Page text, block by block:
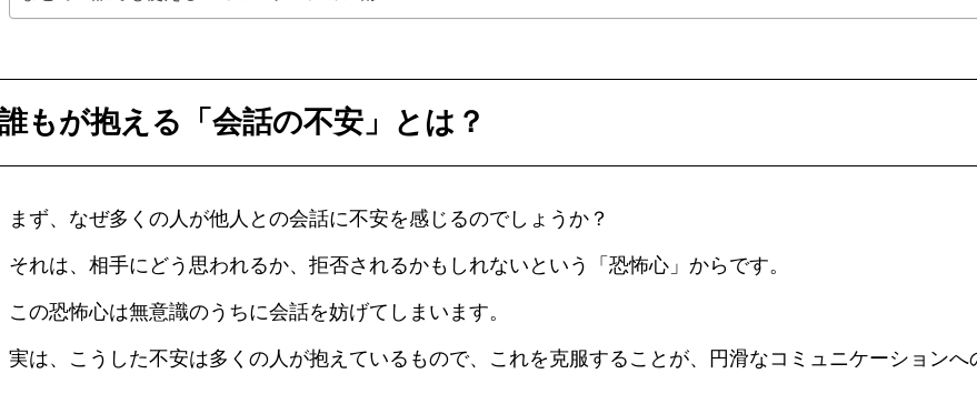
もが抱える「会話の不安」とは？
まず、なぜ多くの人が他人との会話に不安を感じるのでしょうか？
それは、相手にどう思われるか、拒否されるかもしれないという「恐怖心」からです。
この恐怖心は無意識のうちに会話を妨げてしまいます。
実は、こうした不安は多くの人が抱えているもので、これを克服することが、円滑なコミュニケーションへ